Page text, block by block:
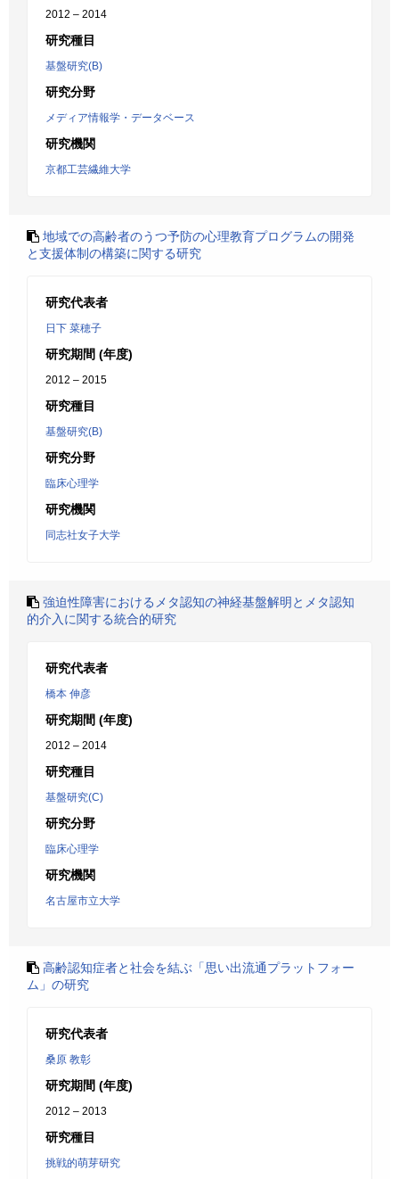
2012 – 2014
研究種目
基盤研究(B)
研究分野
メディア情報学・データベース
研究機関
京都工芸繊維大学
地域での高齢者のうつ予防の心理教育プログラムの開発
と支援体制の構築に関する研究
研究代表者
日下 菜穂子
研究期間 (年度)
2012 – 2015
研究種目
基盤研究(B)
研究分野
臨床心理学
研究機関
同志社女子大学
強迫性障害におけるメタ認知の神経基盤解明とメタ認知
的介入に関する統合的研究
研究代表者
橋本 伸彦
研究期間 (年度)
2012 – 2014
研究種目
基盤研究(C)
研究分野
臨床心理学
研究機関
名古屋市立大学
高齢認知症者と社会を結ぶ「思い出流通プラットフォー
ム」の研究
研究代表者
桑原 教彰
研究期間 (年度)
2012 – 2013
研究種目
挑戦的萌芽研究